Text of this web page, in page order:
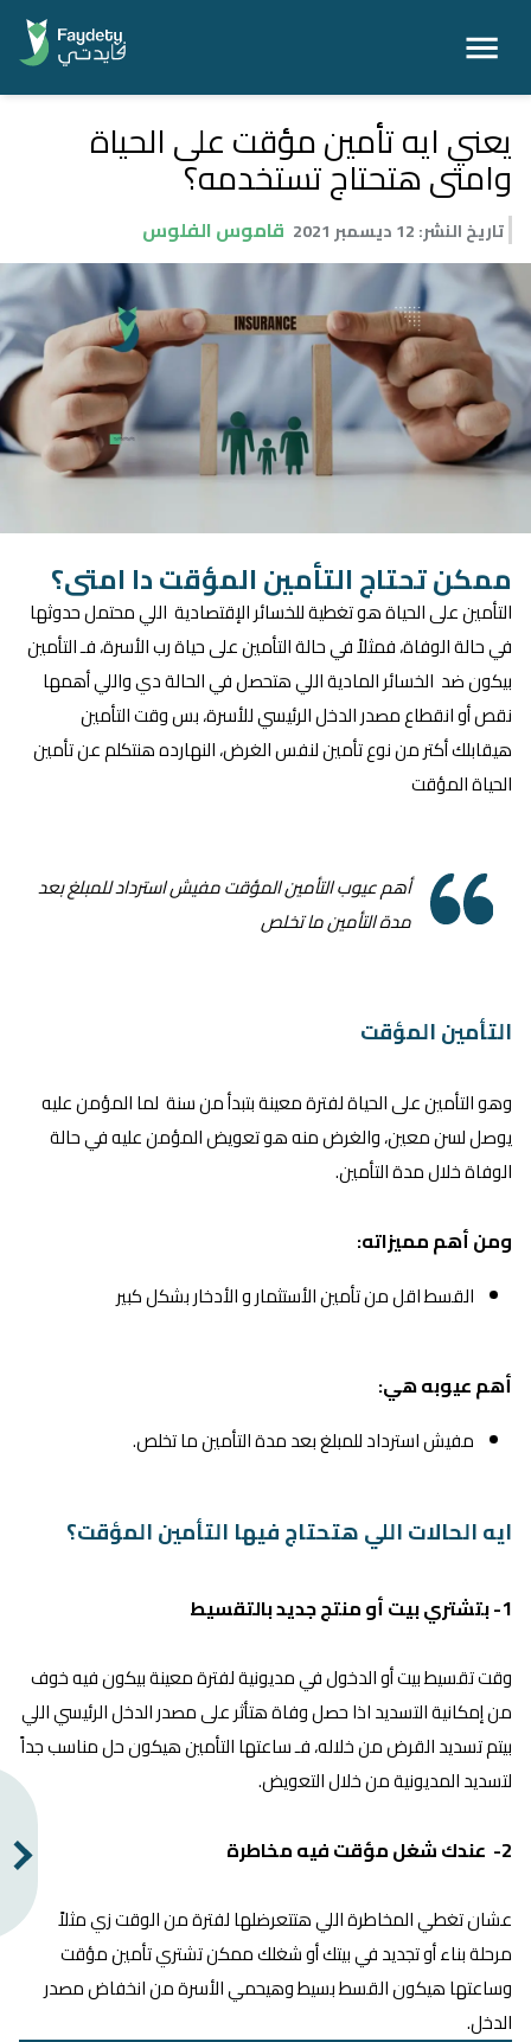
يعني ايه تأمين مؤقت على الحياة
وامتى هتحتاج تستخدمه؟
تاريخ النشر:12 ديسمبر 2021 قاموس الفلوس
ممكن تحتاج التأمين المؤقت دا امتى؟
التأمين على الحياة هو تغطية للخسائر الإقتصادية اللي محتمل حدوثها
في حالة الوفاة، فمثلاً في حالة التأمين على حياة رب الأسرة، فـ التأمين
بيكون ضد الخسائر المادية اللي هتحصل في الحالة دي واللي أهمها
نقص أو انقطاع مصدر الدخل الرئيسي للأسرة، بس وقت التأمين
هيقابلك أكتر من نوع تأمين لنفس الغرض، النهارده هنتكلم عن تأمين
الحياة المؤقت
أهم عيوب التأمين المؤقت مفيش استرداد للمبلغ بعد
مدة التأمين ما تخلص
التأمين المؤقت
وهو التأمين على الحياة لفترة معينة بتبدأ من سنة لما المؤمن عليه
يوصل لسن معين، والغرض منه هو تعويض المؤمن عليه في حالة
الوفاة خلال مدة التأمين.
ومن أهم مميزاته:
القسط اقل من تأمين الأستثمار و الأدخار بشكل كبير
أهم عيوبه هي:
مفيش استرداد للمبلغ بعد مدة التأمين ما تخلص.
ايه الحالات اللي هتحتاج فيها التأمين المؤقت؟
1- بتشتري بيت أو منتج جديد بالتقسيط
وقت تقسيط بيت أو الدخول في مديونية لفترة معينة بيكون فيه خوف
من إمكانية التسديد اذا حصل وفاة هتأثر على مصدر الدخل الرئيسي اللي
بيتم تسديد القرض من خلاله، فـ ساعتها التأمين هيكون حل مناسب جداً
لتسديد المديونية من خلال التعويض.
2- عندك شغل مؤقت فيه مخاطرة
عشان تغطي المخاطرة اللي هتتعرضلها لفترة من الوقت زي مثلاً
مرحلة بناء أو تجديد في بيتك أو شغلك ممكن تشتري تأمين مؤقت
وساعتها هيكون القسط بسيط وهيحمي الأسرة من انخفاض مصدر
الدخل.